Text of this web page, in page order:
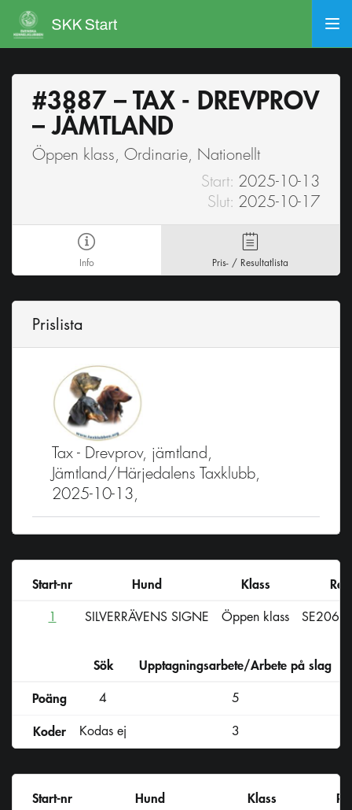
#3887 – TAX - DREVPROV
– JÄMTLAND
Öppen klass, Ordinarie, Nationellt
Start: 2025-10-13
Slut: 2025-10-17
Info Pris- / Resultatlista
Prislista
Tax - Drevprov, jämtland,
Jämtland/Härjedalens Taxklubb,
2025-10-13,
Start-nr Hund Klass
1
SILVERRÄVENS SIGNE Öppen klass
Sök Upptagningsarbete/Arbete på slag
Poäng
4
5
Koder
Kodas ej 3
Start-nr Hund Klass